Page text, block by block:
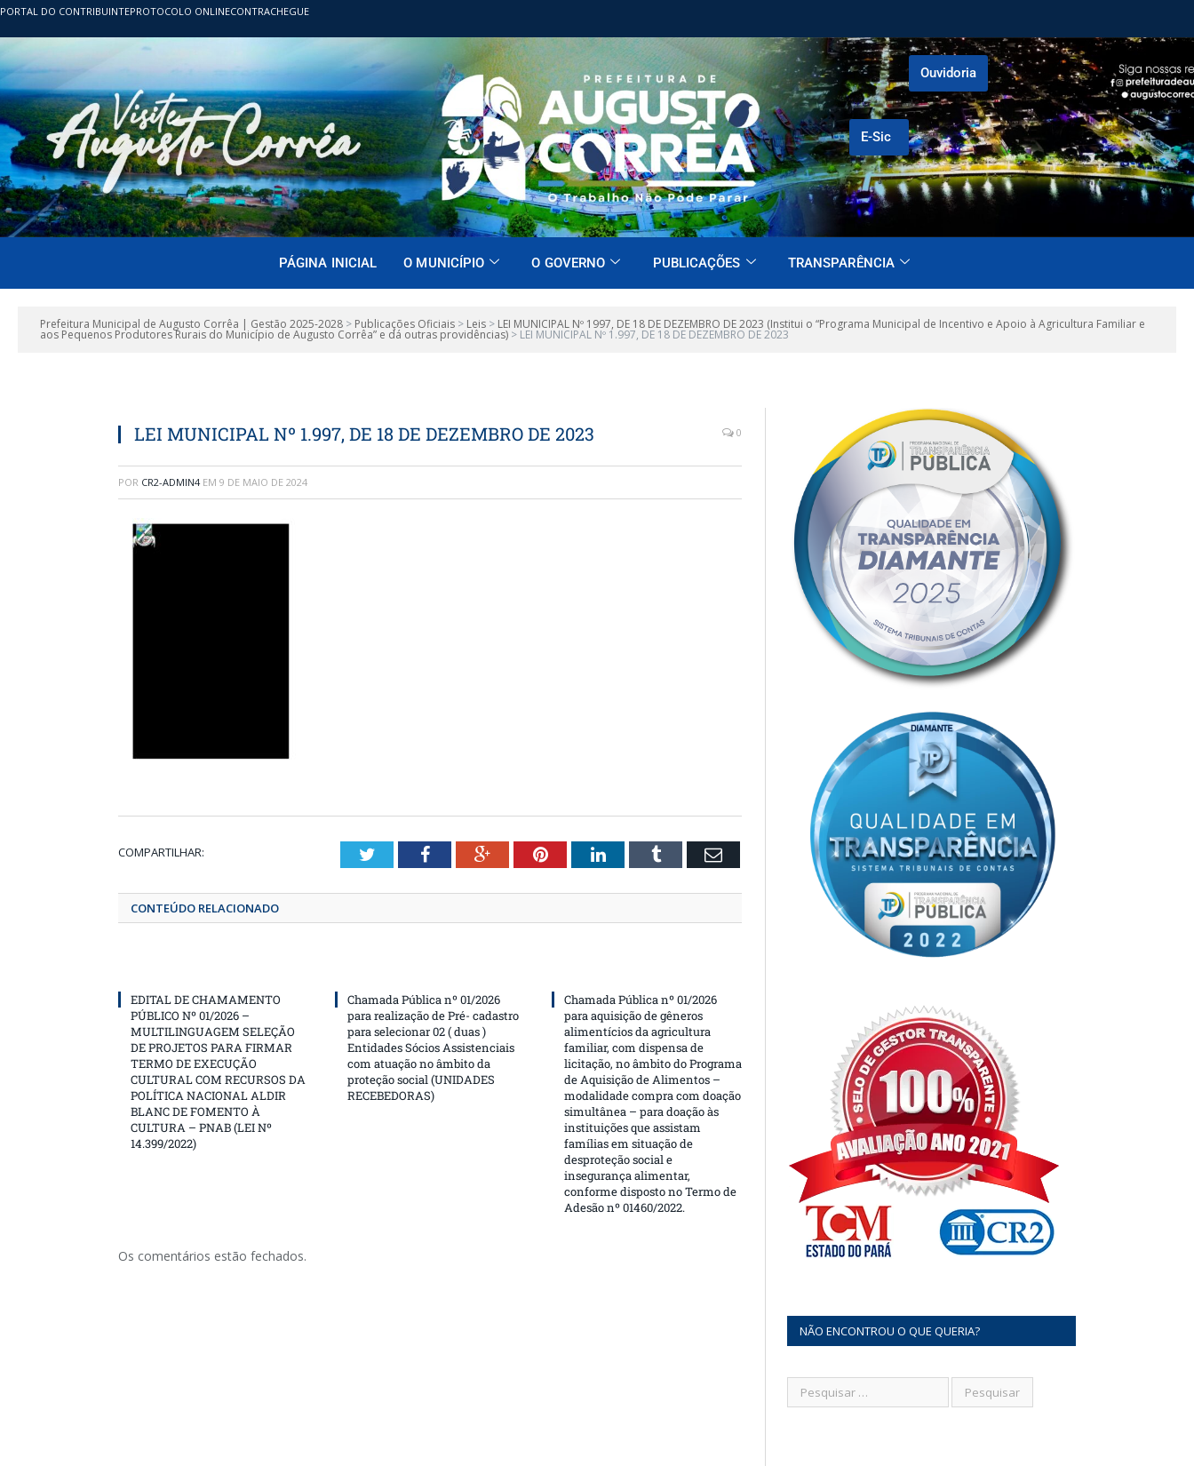
PORTAL DO CONTRIBUINTEPROTOCOLO ONLINECONTRACHEGUE
E-Sic
Ouvidoria
PÁGINA INICIAL O MUNICÍPIO O GOVERNO PUBLICAÇÕES TRANSPARÊNCIA
Prefeitura Municipal de Augusto Corrêa | Gestão 2025-2028 > Publicações Oficiais > Leis > LEI MUNICIPAL Nº 1997, DE 18 DE DEZEMBRO DE 2023 (Institui o “Programa Municipal de Incentivo e Apoio à Agricultura Familiar e
aos Pequenos Produtores Rurais do Município de Augusto Corrêa” e dá outras providências) > LEI MUNICIPAL Nº 1.997, DE 18 DE DEZEMBRO DE 2023
LEI MUNICIPAL Nº 1.997, DE 18 DE DEZEMBRO DE 2023 0
POR CR2-ADMIN4 EM 9 DE MAIO DE 2024
COMPARTILHAR: TwitterFacebookGoogle+Pinterest
LinkedInTumblrEmail
CONTEÚDO RELACIONADO
EDITAL DE CHAMAMENTO
PÚBLICO Nº 01/2026 –
MULTILINGUAGEM SELEÇÃO
DE PROJETOS PARA FIRMAR
TERMO DE EXECUÇÃO
CULTURAL COM RECURSOS DA
POLÍTICA NACIONAL ALDIR
BLANC DE FOMENTO À
CULTURA – PNAB (LEI Nº
14.399/2022)
Chamada Pública nº 01/2026
para realização de Pré- cadastro
para selecionar 02 ( duas )
Entidades Sócios Assistenciais
com atuação no âmbito da
proteção social (UNIDADES
RECEBEDORAS)
Chamada Pública nº 01/2026
para aquisição de gêneros
alimentícios da agricultura
familiar, com dispensa de
licitação, no âmbito do Programa
de Aquisição de Alimentos –
modalidade compra com doação
simultânea – para doação às
instituições que assistam
famílias em situação de
desproteção social e
insegurança alimentar,
conforme disposto no Termo de
Adesão nº 01460/2022.
Os comentários estão fechados.
NÃO ENCONTROU O QUE QUERIA?